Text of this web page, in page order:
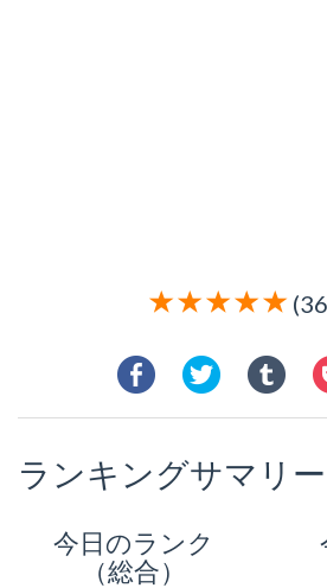
ランキングサマリー
今日のランク
（総合）